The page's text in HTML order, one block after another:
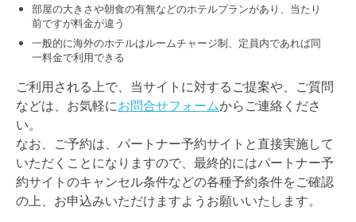
部屋の大きさや朝食の有無などのホテルプランがあり、当たり
前ですが料金が違う
一般的に海外のホテルはルームチャージ制、定員内であれば同
一料金で利用できる
ご利用される上で、当サイトに対するご提案や、ご質問
などは、お気軽にお問合せフォームからご連絡くださ
い。
なお、ご予約は、パートナー予約サイトと直接実施して
いただくことになりますので、最終的にはパートナー予
約サイトのキャンセル条件などの各種予約条件をご確認
の上、お申込みいただけますようお願いいたします。